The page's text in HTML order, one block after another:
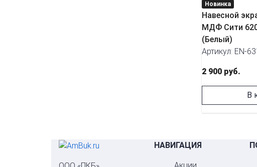
Новинка
Навесной
МДФ Сити
(Белый)
Артикул: EN-
2 900 руб.
В
НАВИГАЦИЯ